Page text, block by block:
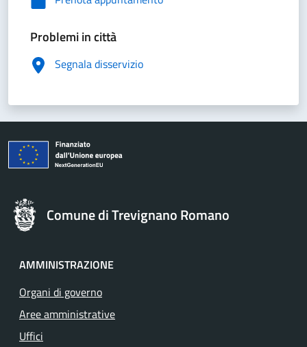
Problemi in città
Segnala disservizio
Comune di Trevignano Romano
AMMINISTRAZIONE
Organi di governo
Aree amministrative
Uffici